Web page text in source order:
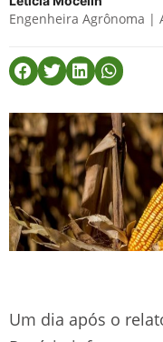
Engenheira Agrônoma |
Um dia após o